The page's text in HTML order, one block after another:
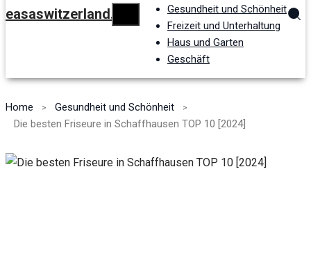
easaswitzerland.ch
Gesundheit und Schönheit
Freizeit und Unterhaltung
Haus und Garten
Geschäft
Home
Gesundheit und Schönheit
Die besten Friseure in Schaffhausen TOP 10 [2024]